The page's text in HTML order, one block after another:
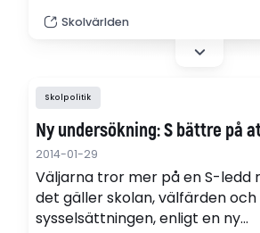
Skolvärlden
Skolpolitik
Ny undersökning: S bättre på
2014-01-29
Väljarna tror mer på en S-ledd
det gäller skolan, välfärden och
sysselsättningen, enligt en ny